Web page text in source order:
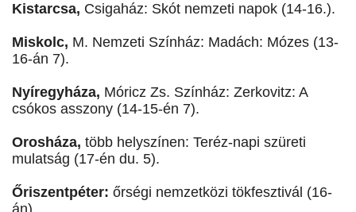
Kistarcsa, Csigaház: Skót nemzeti napok (14-16.).
Miskolc, M. Nemzeti Színház: Madách: Mózes (13-
16-án 7).
Nyíregyháza, Móricz Zs. Színház: Zerkovitz: A
csókos asszony (14-15-én 7).
Orosháza, több helyszínen: Teréz-napi szüreti
mulatság (17-én du. 5).
Őriszentpéter: őrségi nemzetközi tökfesztivál (16-